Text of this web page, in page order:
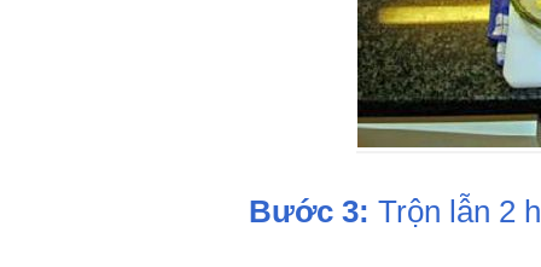
Bước 3: Trộn lẫn 2